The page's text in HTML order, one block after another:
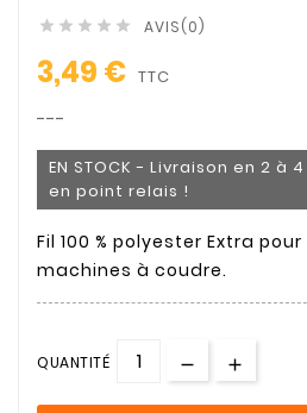
     AVIS(0)
3,49 € TTC
---
EN STOCK - Livraison en 2 à
en point relais !
Fil 100 % polyester Extra
machines à coudre.
QUANTITÉ